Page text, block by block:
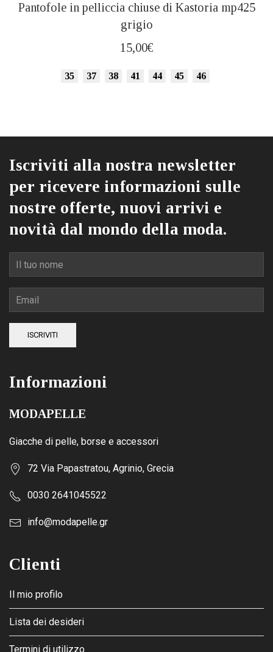
prodotto
ha
più
Le
pagina
del
prodotto
Pantofole in pelliccia chiuse di Kastoria mp425
grigio
15,00€
35 37 38 41 44 45 46
Iscriviti alla nostra newsletter
per ricevere informazioni sulle
nostre offerte, nuovi arrivi e
novità dal mondo della moda.
ISCRIVITI
Informazioni
MODAPELLE
Giacche di pelle, borse e accessori
72 Via Papastratou, Agrinio, Grecia
0030 2641045522
info@modapelle.gr
Clienti
Il mio profilo
Lista dei desideri
Termini di utilizzo